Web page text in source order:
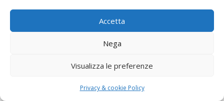
Accetta
Nega
Visualizza le preferenze
Privacy & cookie Policy
Trasloco Milano – Pechino,Trasloco Milano – San
Trasloco Milano – Washington
Trasloco Milano – Seattle, Trasloco Milano – Las
Trasloco Milano – Phoenix,Trasloco Milano – Detroit